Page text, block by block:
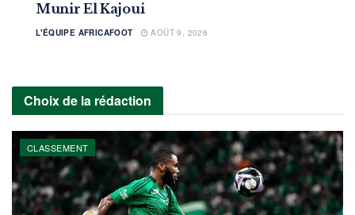
Munir El Kajoui
L'ÉQUIPE AFRICAFOOT AOÛT 9, 2026
Choix de la rédaction
CLASSEMENT